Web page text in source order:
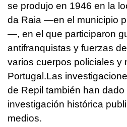
se produjo en 1946 en la
da Raia —en el municipio
—, en el que participaron
antifranquistas y fuerzas
varios cuerpos policiales y
Portugal.Las
de Repil también han
investigación histórica
medios.